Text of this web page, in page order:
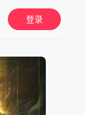
登录